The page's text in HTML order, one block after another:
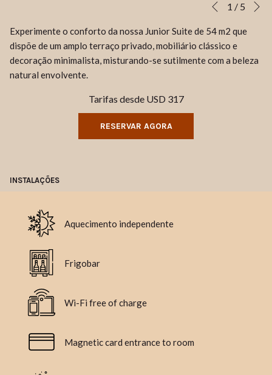
Experimente o conforto da nossa Junior Suite de 54 m2 que
dispõe de um amplo terraço privado, mobiliário clássico e
decoração minimalista, misturando-se sutilmente com a beleza
natural envolvente.
Tarifas desde USD 317
RESERVAR AGORA
Botões
controle
da
apresentação
Ao
nos
links
a
Anterior
1 / 5
INSTALAÇÕES
Aquecimento independente
Frigobar
Wi-Fi free of charge
Magnetic card entrance to room